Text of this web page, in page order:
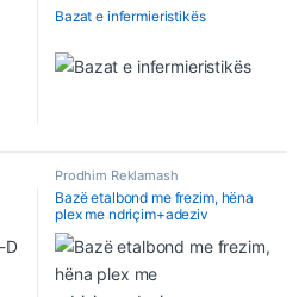
Bazat e infermieristikës
Prodhim Reklamash
Bazë etalbond me frezim, hëna
plex me ndriçim+adeziv